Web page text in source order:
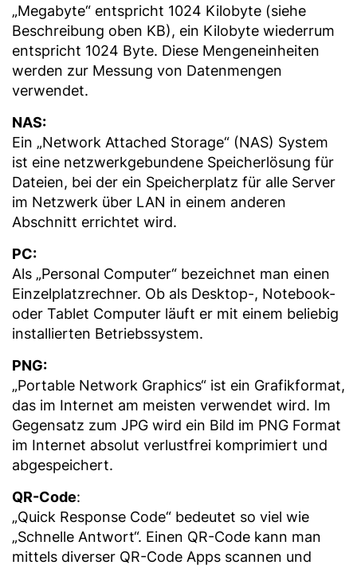
„Megabyte“ entspricht 1024 Kilobyte (siehe
Beschreibung oben KB), ein Kilobyte wiederrum
entspricht 1024 Byte. Diese Mengeneinheiten
werden zur Messung von Datenmengen
verwendet.
NAS:
Ein „Network Attached Storage“ (NAS) System
ist eine netzwerkgebundene Speicherlösung für
Dateien, bei der ein Speicherplatz für alle Server
im Netzwerk über LAN in einem anderen
Abschnitt errichtet wird.
PC:
Als „Personal Computer“ bezeichnet man einen
Einzelplatzrechner. Ob als Desktop-, Notebook-
oder Tablet Computer läuft er mit einem beliebig
installierten Betriebssystem.
PNG:
„Portable Network Graphics“ ist ein Grafikformat,
das im Internet am meisten verwendet wird. Im
Gegensatz zum JPG wird ein Bild im PNG Format
im Internet absolut verlustfrei komprimiert und
abgespeichert.
QR-Code:
„Quick Response Code“ bedeutet so viel wie
„Schnelle Antwort“. Einen QR-Code kann man
mittels diverser QR-Code Apps scannen und